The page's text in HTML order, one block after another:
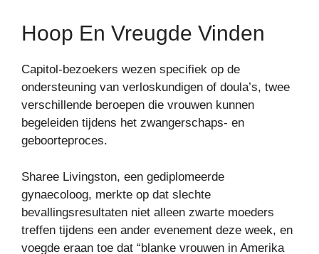
Hoop En Vreugde Vinden
Capitol-bezoekers wezen specifiek op de
ondersteuning van verloskundigen of doula’s, twee
verschillende beroepen die vrouwen kunnen
begeleiden tijdens het zwangerschaps- en
geboorteproces.
Sharee Livingston, een gediplomeerde
gynaecoloog, merkte op dat slechte
bevallingsresultaten niet alleen zwarte moeders
treffen tijdens een ander evenement deze week, en
voegde eraan toe dat “blanke vrouwen in Amerika